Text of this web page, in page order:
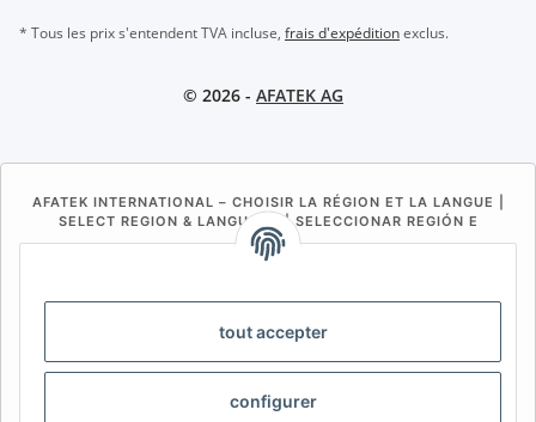
tout accepter
configurer
* Tous les prix s'entendent TVA incluse, frais d'expéditionexclus.
© 2026 - AFATEK AG
AFATEK INTERNATIONAL – CHOISIR LA RÉGION ET LA LANGUE |
SELECT REGION & LANGUAGE | SELECCIONAR REGIÓN E
IDIOMA
BE (NL) BE (FR)
FR IT ES DK PL
USA